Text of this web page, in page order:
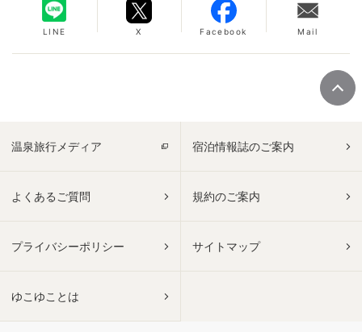
LINE X Facebook Mail
温泉旅行メディア 宿泊情報誌のご案内
よくあるご質問 規約のご案内
プライバシーポリシー サイトマップ
ゆこゆことは